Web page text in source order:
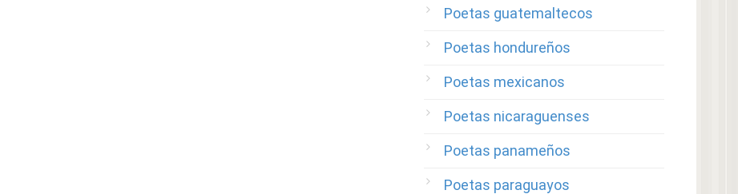
Poetas guatemaltecos
Poetas hondureños
Poetas mexicanos
Poetas nicaraguenses
Poetas panameños
Poetas paraguayos